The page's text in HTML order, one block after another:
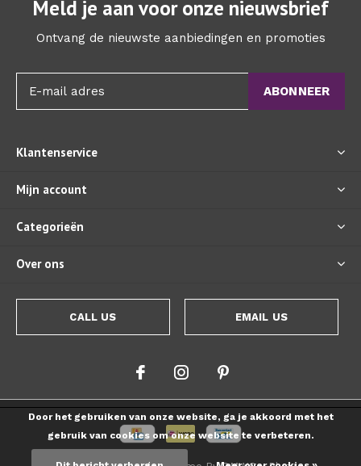
Meld je aan voor onze nieuwsbrief
Ontvang de nieuwste aanbiedingen en promoties
ABONNEER
Klantenservice
Mijn account
Categorieën
Over ons
CALL US EMAIL US
Door het gebruiken van onze website, ga je akkoord met het
gebruik van cookies om onze website te verbeteren.